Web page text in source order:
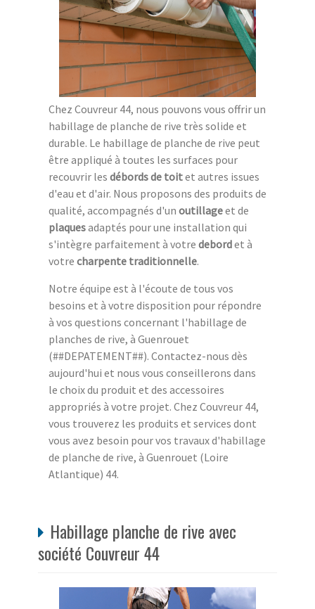
Chez Couvreur 44, nous pouvons vous offrir un
habillage de planche de rive très solide et
durable. Le habillage de planche de rive peut
être appliqué à toutes les surfaces pour
recouvrir les débords de toitet autres issues
d'eau et d'air. Nous proposons des produits de
qualité, accompagnés d'un outillageet de
plaquesadaptés pour une installation qui
s'intègre parfaitement à votre debordet à
votre charpente traditionnelle.
Notre équipe est à l'écoute de tous vos
besoins et à votre disposition pour répondre
à vos questions concernant l'habillage de
planches de rive, à Guenrouet
(##DEPATEMENT##). Contactez-nous dès
aujourd'hui et nous vous conseillerons dans
le choix du produit et des accessoires
appropriés à votre projet. Chez Couvreur 44,
vous trouverez les produits et services dont
vous avez besoin pour vos travaux d'habillage
de planche de rive, à Guenrouet (Loire
Atlantique) 44.
Habillage planche de rive avec
société Couvreur 44